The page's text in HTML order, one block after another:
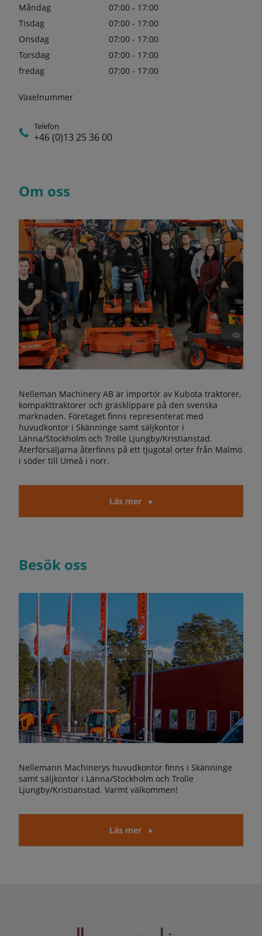
Måndag
07:00 - 17:00
Tisdag
07:00 - 17:00
Onsdag
07:00 - 17:00
Torsdag
07:00 - 17:00
fredag
07:00 - 17:00
Växelnummer
Telefon
+46 (0)13 25 36 00
Om oss
Nelleman Machinery AB är importör av Kubota traktorer,
kompakttraktorer och gräsklippare på den svenska
marknaden. Företaget finns representerat med
huvudkontor i Skänninge samt säljkontor i
Länna/Stockholm och Trolle Ljungby/Kristianstad.
Återförsäljarna återfinns på ett tjugotal orter från Malmö
i söder till Umeå i norr.
Läs mer
Besök oss
Nellemann Machinerys huvudkontor finns i Skänninge
samt säljkontor i Länna/Stockholm och Trolle
Ljungby/Kristianstad. Varmt välkommen!
Läs mer